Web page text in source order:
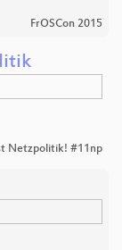
FrOSCon 2015
Netzpolitik! #11np